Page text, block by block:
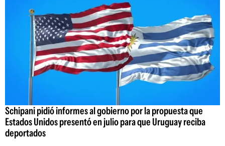
Schipani pidió informes al gobierno por la propuesta que
Estados Unidos presentó en julio para que Uruguay reciba
deportados